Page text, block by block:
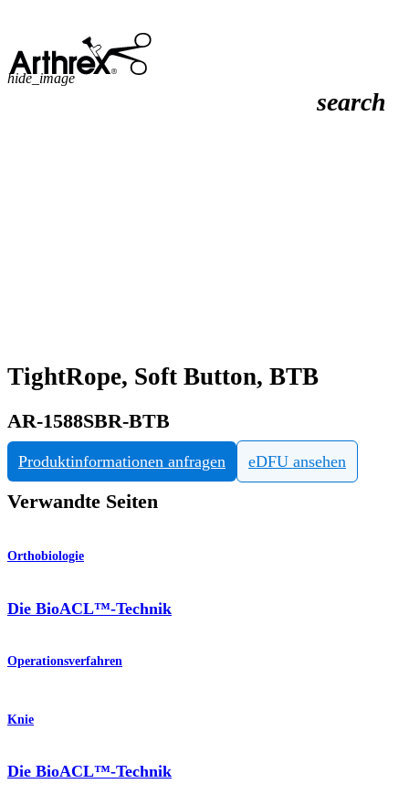
search
hide_image
TightRope, Soft Button, BTB
AR-1588SBR-BTB
Produktinformationen anfragen eDFU ansehen
Verwandte Seiten
Orthobiologie
Die BioACL™-Technik
Operationsverfahren
Knie
Die BioACL™-Technik